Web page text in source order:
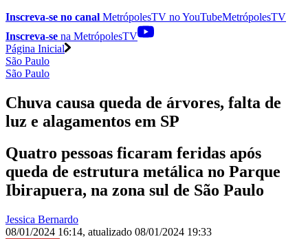
Inscreva-se no canal MetrópolesTV noYouTubeMetrópolesTV
Inscreva-se na MetrópolesTV
Página Inicial
São Paulo
São Paulo
Chuva causa queda de árvores, falta de
luz e alagamentos em SP
Quatro pessoas ficaram feridas após
queda de estrutura metálica no Parque
Ibirapuera, na zona sul de São Paulo
Jessica Bernardo
08/01/2024 16:14, atualizado 08/01/2024 19:33